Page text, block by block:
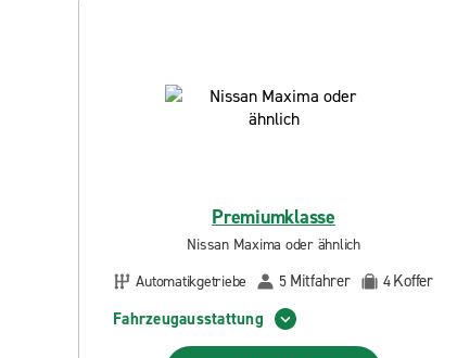
Premiumklasse
Nissan Maxima oder ähnlich
Automatikgetriebe
5 Mitfahrer 4Koffer
Fahrzeugausstattung